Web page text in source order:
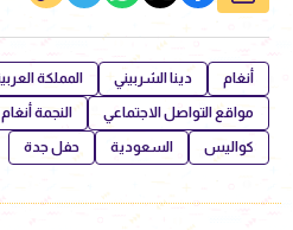
أنغام دينا الشربيني المملكة
مواقع التواصل الاجتماعي النجمة أنغام
كواليس السعودية حفل جدة